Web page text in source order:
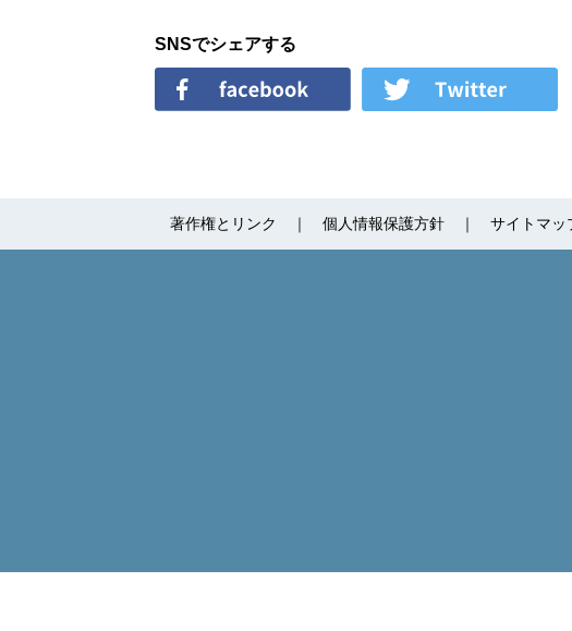
SNSでシェアする
著作権とリンク 個人情報保護方針 サイトマッ